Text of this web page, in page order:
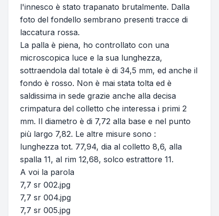
l'innesco è stato trapanato brutalmente. Dalla
foto del fondello sembrano presenti tracce di
laccatura rossa.
La palla è piena, ho controllato con una
microscopica luce e la sua lunghezza,
sottraendola dal totale è di 34,5 mm, ed anche il
fondo è rosso. Non è mai stata tolta ed è
saldissima in sede grazie anche alla decisa
crimpatura del colletto che interessa i primi 2
mm. Il diametro è di 7,72 alla base e nel punto
più largo 7,82. Le altre misure sono :
lunghezza tot. 77,94, dia al colletto 8,6, alla
spalla 11, al rim 12,68, solco estrattore 11.
A voi la parola
7,7 sr 002.jpg
7,7 sr 004.jpg
7,7 sr 005.jpg